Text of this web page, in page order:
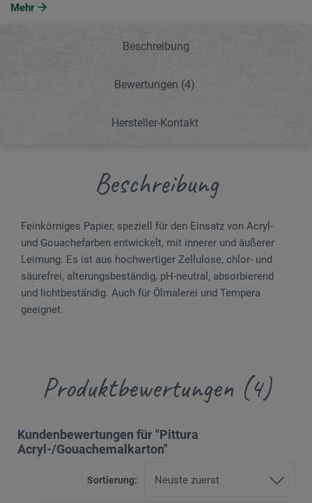
Mehr
Beschreibung
Bewertungen (4)
Hersteller-Kontakt
Beschreibung
Feinkörniges Papier, speziell für den Einsatz von Acryl-
und Gouachefarben entwickelt, mit innerer und äußerer
Leimung. Es ist aus hochwertiger Zellulose, chlor- und
säurefrei, alterungsbeständig, pH-neutral, absorbierend
und lichtbeständig. Auch für Ölmalerei und Tempera
geeignet.
Produktbewertungen (4)
Kundenbewertungen für "Pittura
Acryl-/Gouachemalkarton"
Sortierung: